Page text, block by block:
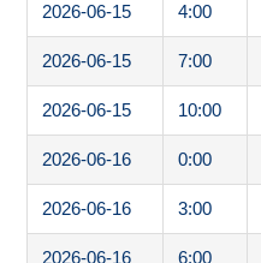
2026-06-15 4:00
2026-06-15 7:00
2026-06-15 10:00
2026-06-16 0:00
2026-06-16 3:00
2026-06-16 6:00